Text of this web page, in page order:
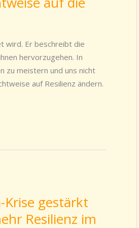
wird. Er beschreibt die
hervorzugehen. In
zu meistern und uns nicht
auf Resilienz ändern.
Krise gestärkt
Resilienz im